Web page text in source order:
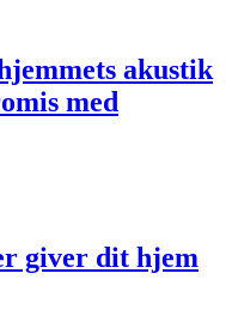
akustik
med
giver dit hjem